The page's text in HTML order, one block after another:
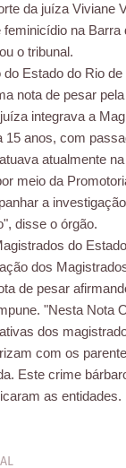
da juíza Viviane
na Barra
o tribunal.
Estado do Rio
nota de pesar
integrava a
15 anos, com
atualmente
meio da
a
disse o órgão.
do
dos
de pesar
"Nesta Nota
dos
com os
Este crime
as